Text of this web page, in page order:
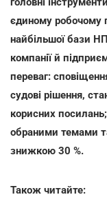
єдиному робочому
найбільшої бази
компанії й
переваг:
судові рішення,
корисних
обраними темами
знижкою 30 %.
Також читайте: